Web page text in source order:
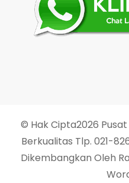
© Hak Cipta2026
Berkualitas Tlp. 021-
Dikembangkan Oleh